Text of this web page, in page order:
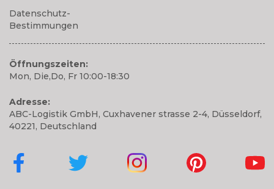
Datenschutz-
Bestimmungen
Öffnungszeiten:
Mon, Die,Do, Fr 10:00-18:30
Adresse:
ABC-Logistik GmbH, Cuxhavener strasse 2-4, Düsseldorf,
40221, Deutschland
Cubbies auf FacebookCubbies auf TwitterCubbies auf Instagram
Cubbies auf